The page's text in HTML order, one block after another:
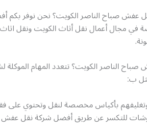
عفش صباح الناصر الكويت؟ نحن نوفر بكم
في مجال أعمال نقل أثاث الكويت ونقل
الناصر الكويت؟ تتعدد المهام الموكلة
ب:
بأكياس مخصصة لنقل وتحتوي على
للتكسر عن طريق أفضل شركة نقل عفش